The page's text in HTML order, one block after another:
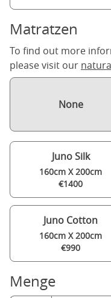
Matratzen
To find out more
please visit our
None
Juno Silk
160cm X 200cm
€1400
Juno Cotton
160cm X 200cm
€990
Menge